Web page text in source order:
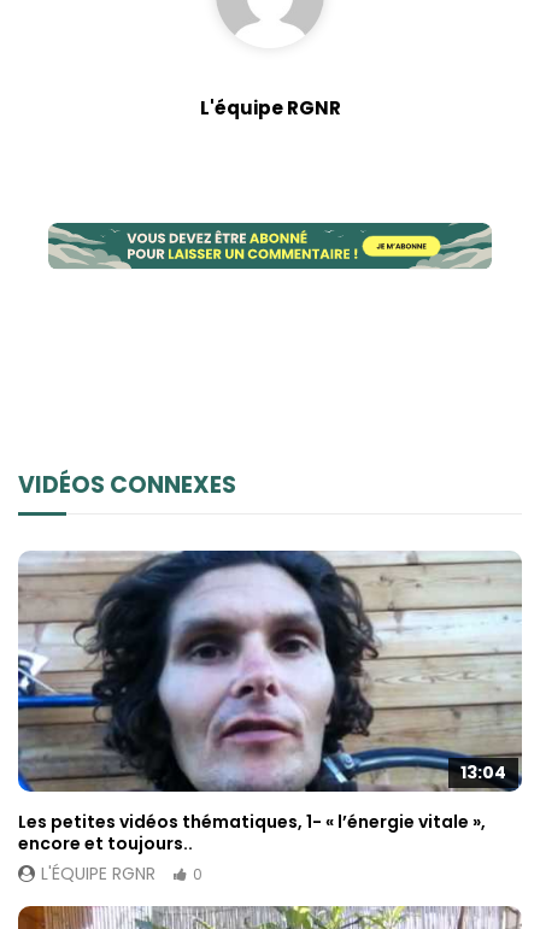
L'équipe RGNR
VIDÉOS CONNEXES
13:04
Les petites vidéos thématiques, 1- « l’énergie vitale »,
encore et toujours..
L'ÉQUIPE RGNR
0